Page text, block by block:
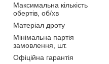
Максимальна кількість
обертів, об/хв
Матеріал дроту
Мінімальна партія
замовлення, шт.
Офіційна гарантія